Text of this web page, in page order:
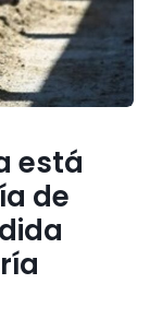
está
de